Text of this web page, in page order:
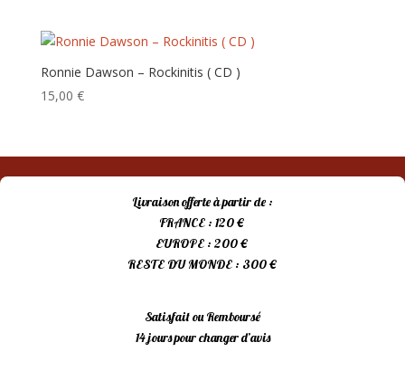
Ronnie Dawson – Rockinitis ( CD )
15,00 €
Livraison offerte à partir de :
FRANCE : 120 €
EUROPE : 200 €
RESTE DU MONDE : 300 €
Satisfait ou Remboursé
14 jours pour changer d’avis